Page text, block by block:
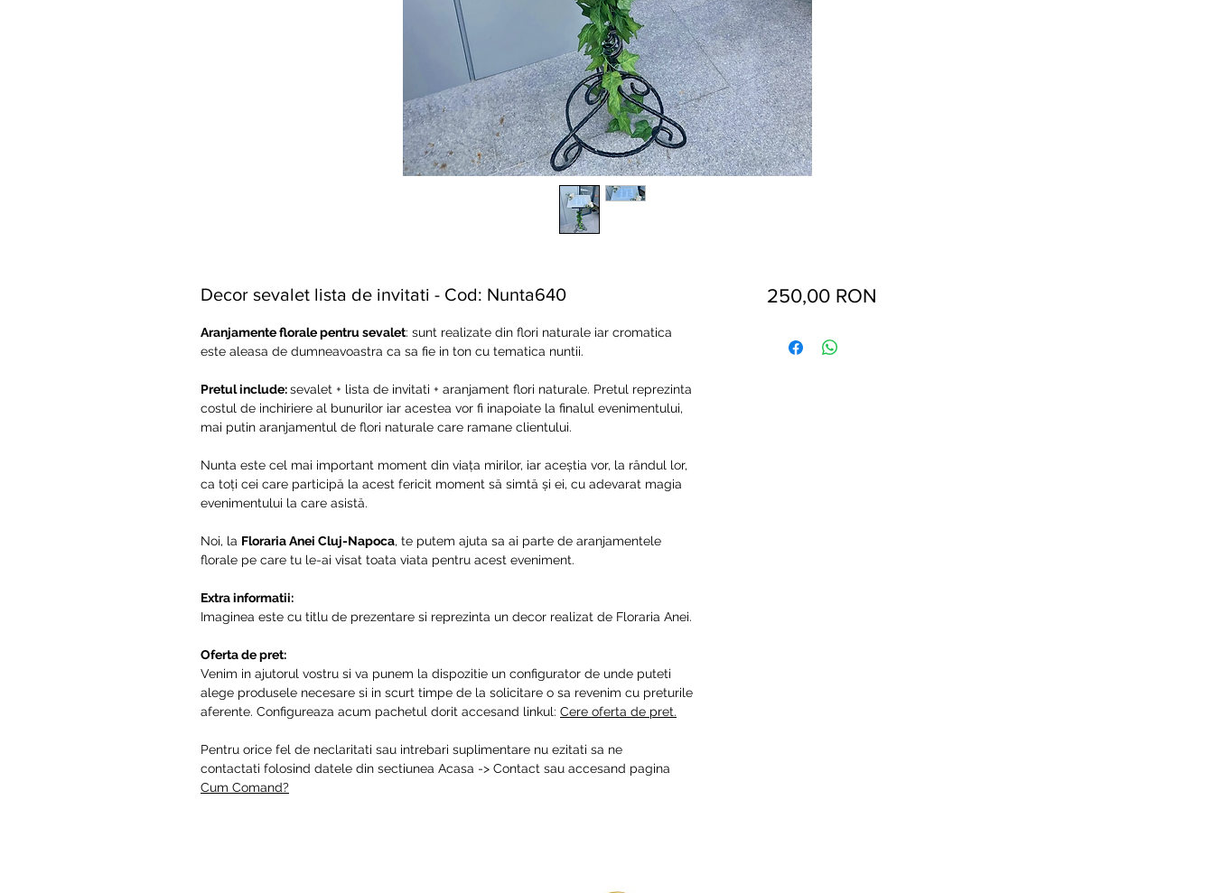
Decor sevalet lista de invitati - Cod: Nunta640
Aranjamente florale pentru sevalet: sunt realizate din flori naturale iar cromatica
este aleasa de dumneavoastra ca sa fie in ton cu tematica nuntii.
Pretul include:sevalet + lista de invitati + aranjament flori naturale. Pretul reprezinta
costul de inchiriere al bunurilor iar acestea vor fi inapoiate la finalul evenimentului,
mai putin aranjamentul de flori naturale care ramane clientului.
Nunta este cel mai important moment din viața mirilor, iar aceștia vor, la rândul lor,
ca toți cei care participă la acest fericit moment să simtă și ei, cu adevarat magia
evenimentului la care asistă.
Noi, la Floraria Anei Cluj-Napoca, te putem ajuta sa ai parte de aranjamentele
florale pe care tu le-ai visat toata viata pentru acest eveniment.
Extra informatii:
Imaginea este cu titlu de prezentare si reprezinta un decor realizat de Floraria Anei.
Oferta de pret:
Venim in ajutorul vostru si va punem la dispozitie un configurator de unde puteti
alege produsele necesare si in scurt timpe de la solicitare o sa revenim cu preturile
aferente. Configureaza acum pachetul dorit accesand linkul: Cere oferta de pret.
Pentru orice fel de neclaritati sau intrebari suplimentare nu ezitati sa ne
contactati folosind datele din sectiunea Acasa -> Contact sau accesand pagina
Cum Comand?
250,00 RON